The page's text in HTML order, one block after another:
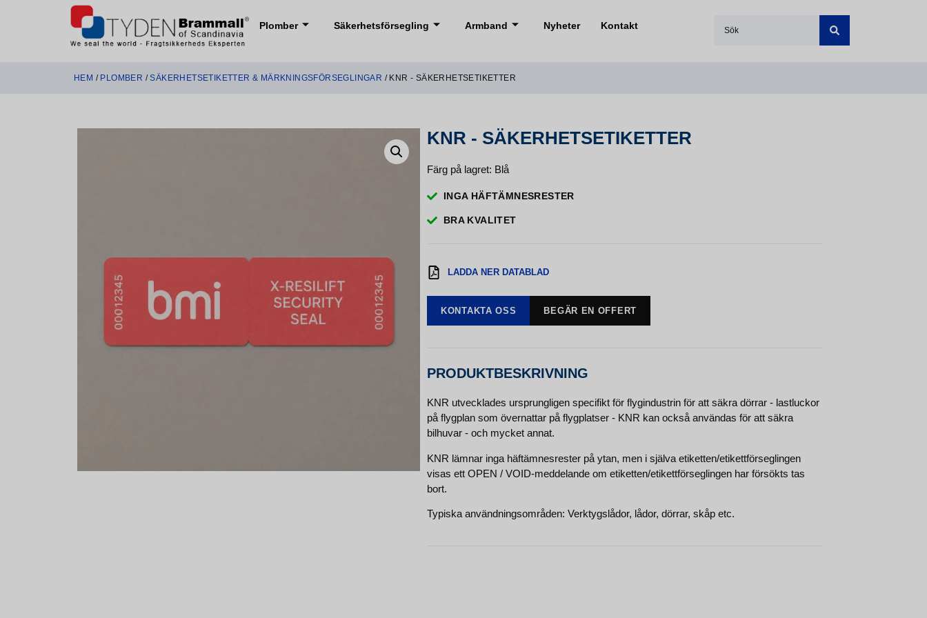
Plomber Säkerhetsförsegling Armband Nyheter Kontakt
HEM / PLOMBER /SÄKERHETSETIKETTER & MÄRKNINGSFÖRSEGLINGAR / KNR - SÄKERHETSETIKETTER
KNR - SÄKERHETSETIKETTER
Färg på lagret: Blå
INGA HÄFTÄMNESRESTER
BRA KVALITET
LADDA NER DATABLAD
KONTAKTA OSS BEGÄR EN OFFERT
PRODUKTBESKRIVNING
KNR utvecklades ursprungligen specifikt för flygindustrin för att säkra dörrar - lastluckor
på flygplan som övernattar på flygplatser - KNR kan också användas för att säkra
bilhuvar - och mycket annat.
KNR lämnar inga häftämnesrester på ytan, men i själva etiketten/etikettförseglingen
visas ett OPEN / VOID-meddelande om etiketten/etikettförseglingen har försökts tas
bort.
Typiska användningsområden: Verktygslådor, lådor, dörrar, skåp etc.